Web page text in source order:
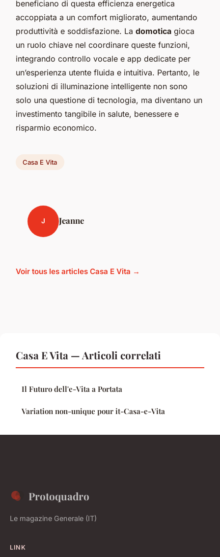
beneficiano di questa efficienza energetica
accoppiata a un comfort migliorato, aumentando
produttività e soddisfazione. La domotica gioca
un ruolo chiave nel coordinare queste funzioni,
integrando controllo vocale e app dedicate per
un’esperienza utente fluida e intuitiva. Pertanto, le
soluzioni di illuminazione intelligente non sono
solo una questione di tecnologia, ma diventano un
investimento tangibile in salute, benessere e
risparmio economico.
Casa E Vita
J Jeanne
Voir tous les articles Casa E Vita →
Casa E Vita — Articoli correlati
Il Futuro dell'e-Vita a Portata
Variation non-unique pour it-Casa-e-Vita
Protoquadro
Le magazine Generale (IT)
LINK